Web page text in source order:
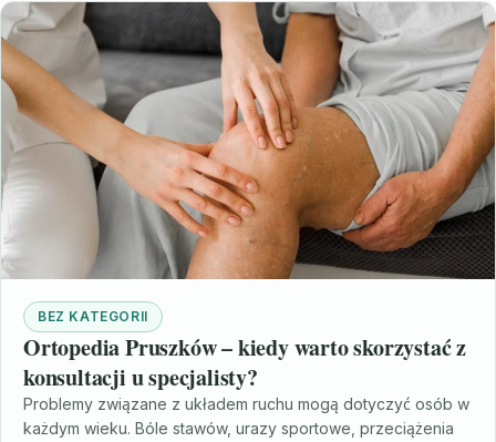
BEZ KATEGORII
Ortopedia Pruszków – kiedy warto skorzystać z
konsultacji u specjalisty?
Problemy związane z układem ruchu mogą dotyczyć osób w
każdym wieku. Bóle stawów, urazy sportowe, przeciążenia